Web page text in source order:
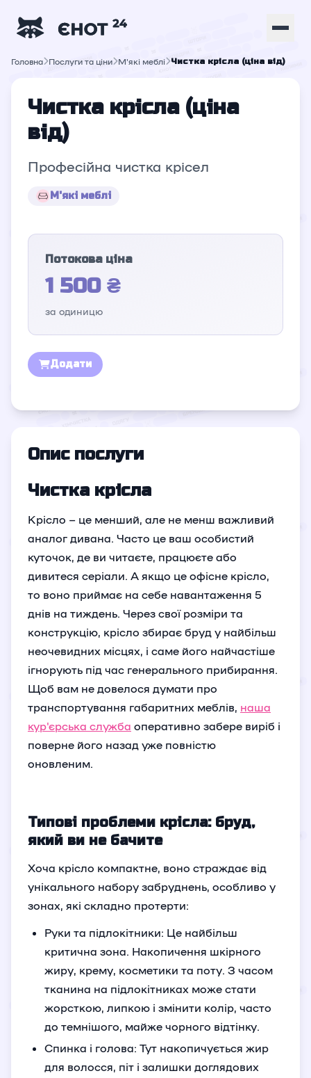
Головна Послуги та ціни М'які меблі Чистка крісла (ціна від)
Чистка крісла (ціна
від)
Професійна чистка крісел
М'які меблі
Потокова ціна
1 500 ₴
за одиницю
Додати
Опис послуги
Чистка крісла
Крісло – це менший, але не менш важливий
аналог дивана. Часто це ваш особистий
куточок, де ви читаєте, працюєте або
дивитеся серіали. А якщо це офісне крісло,
то воно приймає на себе навантаження 5
днів на тиждень. Через свої розміри та
конструкцію, крісло збирає бруд у найбільш
неочевидних місцях, і саме його найчастіше
ігнорують під час генерального прибирання.
Щоб вам не довелося думати про
транспортування габаритних меблів, наша
кур'єрська служба оперативно забере виріб і
поверне його назад уже повністю
оновленим.
Типові проблеми крісла: бруд,
який ви не бачите
Хоча крісло компактне, воно страждає від
унікального набору забруднень, особливо у
зонах, які складно протерти:
Руки та підлокітники: Це найбільш
критична зона. Накопичення шкірного
жиру, крему, косметики та поту. З часом
тканина на підлокітниках може стати
жорсткою, липкою і змінити колір, часто
до темнішого, майже чорного відтінку.
Спинка і голова: Тут накопичується жир
для волосся, піт і залишки доглядових